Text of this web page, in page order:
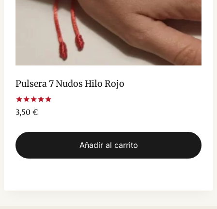
Pulsera 7 Nudos Hilo Rojo
Valorado
con
de 5
3,50 €
Añadir al carrito